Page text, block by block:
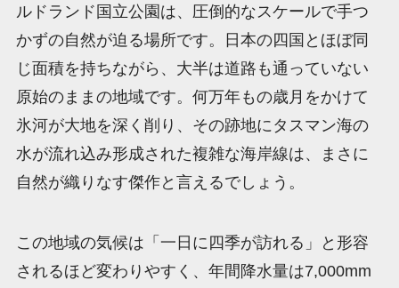
ルドランド国立公園は、圧倒的なスケールで手つ
かずの自然が迫る場所です。日本の四国とほぼ同
じ面積を持ちながら、大半は道路も通っていない
原始のままの地域です。何万年もの歳月をかけて
氷河が大地を深く削り、その跡地にタスマン海の
水が流れ込み形成された複雑な海岸線は、まさに
自然が織りなす傑作と言えるでしょう。
この地域の気候は「一日に四季が訪れる」と形容
されるほど変わりやすく、年間降水量は7,000mm